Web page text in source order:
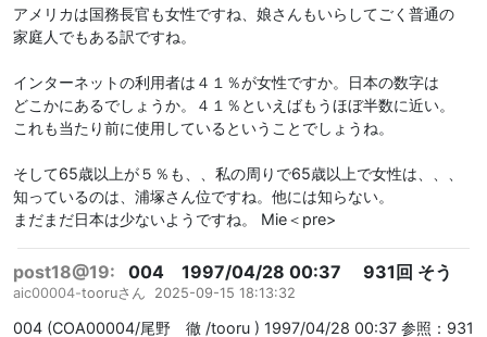
アメリカは国務長官も女性ですね、娘さんもいらしてごく普通の
家庭人でもある訳ですね。
インターネットの利用者は４１％が女性ですか。日本の数字は
どこかにあるでしょうか。４１％といえばもうほぼ半数に近い。
これも当たり前に使用しているということでしょうね。
そして65歳以上が５％も、、私の周りで65歳以上で女性は、、、
知っているのは、浦塚さん位ですね。他には知らない。
まだまだ日本は少ないようですね。 Mie＜pre>
post18@19: 004 1997/04/28 00:37 931回 そう
aic00004-tooruさん 2025-09-15 18:13:32
004 (COA00004/尾野 徹 /tooru ) 1997/04/28 00:37 参照：931